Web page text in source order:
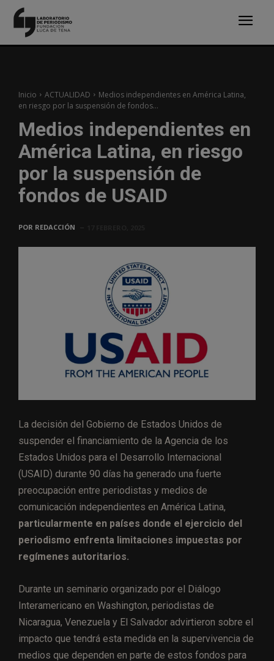
Inicio ACTUALIDAD
Medios independientes en América Latina,
en riesgo por la suspensión de fondos...
Medios independientes en
América Latina, en riesgo
por la suspensión de
fondos de USAID
POR REDACCIÓN
La decisión del Gobierno de Estados Unidos de
suspender el financiamiento de la Agencia de los
Estados Unidos para el Desarrollo Internacional
(USAID) durante 90 días ha generado una fuerte
preocupación entre periodistas y medios de
comunicación independientes en América Latina,
particularmente en países donde el ejercicio del
periodismo enfrenta limitaciones impuestas por
regímenes autoritarios.
Durante un seminario organizado por el Diálogo
Interamericano en Washington, periodistas de
Nicaragua, Venezuela y El Salvador advirtieron sobre el
impacto que tendrá esta medida en la supervivencia de
medios que dependen en parte de estos fondos para